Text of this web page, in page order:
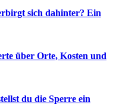
sich dahinter? Ein
über Orte, Kosten und
du die Sperre ein